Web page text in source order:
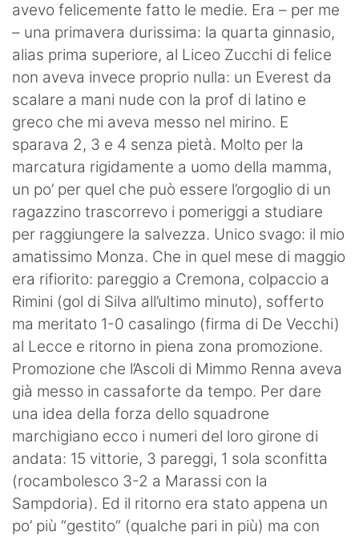
Turismo
Eventi
avevo felicemente fatto le medie. Era – per me
– una primavera durissima: la quarta ginnasio,
alias prima superiore, al Liceo Zucchi di felice
non aveva invece proprio nulla: un Everest da
scalare a mani nude con la prof di latino e
greco che mi aveva messo nel mirino. E
sparava 2, 3 e 4 senza pietà. Molto per la
marcatura rigidamente a uomo della mamma,
un po’ per quel che può essere l’orgoglio di un
ragazzino trascorrevo i pomeriggi a studiare
per raggiungere la salvezza. Unico svago: il mio
amatissimo Monza. Che in quel mese di maggio
era rifiorito: pareggio a Cremona, colpaccio a
Rimini (gol di Silva all’ultimo minuto), sofferto
ma meritato 1-0 casalingo (firma di De Vecchi)
al Lecce e ritorno in piena zona promozione.
Promozione che l’Ascoli di Mimmo Renna aveva
già messo in cassaforte da tempo. Per dare
una idea della forza dello squadrone
marchigiano ecco i numeri del loro girone di
andata: 15 vittorie, 3 pareggi, 1 sola sconfitta
(rocambolesco 3-2 a Marassi con la
Sampdoria). Ed il ritorno era stato appena un
po’ più “gestito” (qualche pari in più) ma con